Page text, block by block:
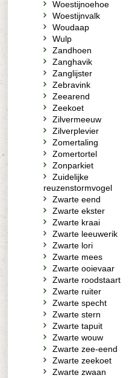
Woestijnoehoe
Woestijnvalk
Woudaap
Wulp
Zandhoen
Zanghavik
Zanglijster
Zebravink
Zeearend
Zeekoet
Zilvermeeuw
Zilverplevier
Zomertaling
Zomertortel
Zonparkiet
Zuidelijke
reuzenstormvogel
Zwarte eend
Zwarte ekster
Zwarte kraai
Zwarte leeuwerik
Zwarte lori
Zwarte mees
Zwarte ooievaar
Zwarte roodstaart
Zwarte ruiter
Zwarte specht
Zwarte stern
Zwarte tapuit
Zwarte wouw
Zwarte zee-eend
Zwarte zeekoet
Zwarte zwaan